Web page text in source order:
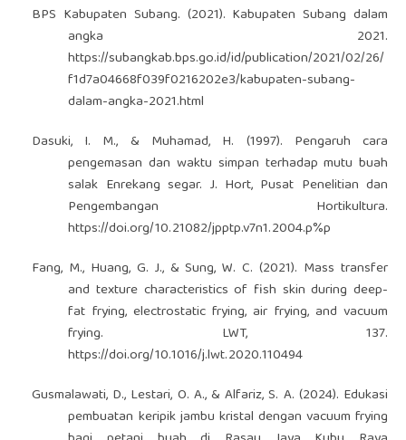
BPS Kabupaten Subang. (2021). Kabupaten Subang dalam
angka 2021.
https://subangkab.bps.go.id/id/publication/2021/02/26/
f1d7a04668f039f0216202e3/kabupaten-subang-
dalam-angka-2021.html
Dasuki, I. M., & Muhamad, H. (1997). Pengaruh cara
pengemasan dan waktu simpan terhadap mutu buah
salak Enrekang segar. J. Hort, Pusat Penelitian dan
Pengembangan Hortikultura.
https://doi.org/10.21082/jpptp.v7n1.2004.p%p
Fang, M., Huang, G. J., & Sung, W. C. (2021). Mass transfer
and texture characteristics of fish skin during deep-
fat frying, electrostatic frying, air frying, and vacuum
frying. LWT, 137.
https://doi.org/10.1016/j.lwt.2020.110494
Gusmalawati, D., Lestari, O. A., & Alfariz, S. A. (2024). Edukasi
pembuatan keripik jambu kristal dengan vacuum frying